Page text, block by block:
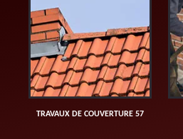
TRAVAUX DE COUVERTURE 57